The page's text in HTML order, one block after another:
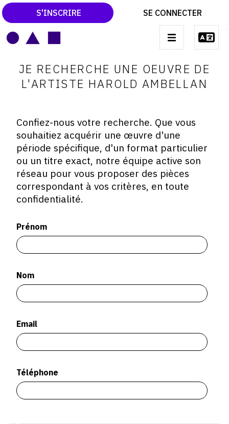
S'INSCRIRE SE CONNECTER
navigation
CATALOGUES RAISONNÉS
LES VERNISSAGES
ARCHIVES DES EXPOSITIONS
ACTUALITÉS DU MONDE DE L'ART
LIBRAIRIE : LIVRES & CATALOGUES
LEXIQUE ARTISTIQUE
SERVICES
ABONNEMENTS DÉDIÉS AUX GALERISTES
JE RECHERCHE UNE OEUVRE DE
L'ARTISTE HAROLD AMBELLAN
Confiez-nous votre recherche. Que vous
souhaitiez acquérir une œuvre d'une
période spécifique, d'un format particulier
ou un titre exact, notre équipe active son
réseau pour vous proposer des pièces
correspondant à vos critères, en toute
confidentialité.
Prénom
Nom
Email
Téléphone